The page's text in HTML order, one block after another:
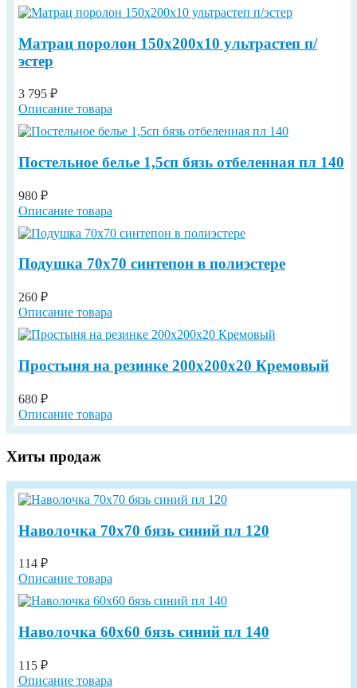
Матрац поролон 150х200х10 ультрастеп п/
эстер
3 795 ₽
Описание товара
Постельное белье 1,5сп бязь отбеленная пл 140
980 ₽
Описание товара
Подушка 70х70 синтепон в полиэстере
260 ₽
Описание товара
Простыня на резинке 200х200х20 Кремовый
680 ₽
Описание товара
Хиты продаж
Наволочка 70х70 бязь синий пл 120
114 ₽
Описание товара
Наволочка 60х60 бязь синий пл 140
115 ₽
Описание товара